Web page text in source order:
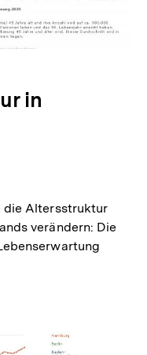
in
die Altersstruktur
verändern: Die